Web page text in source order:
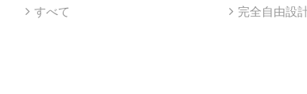
すべて
完全自由設